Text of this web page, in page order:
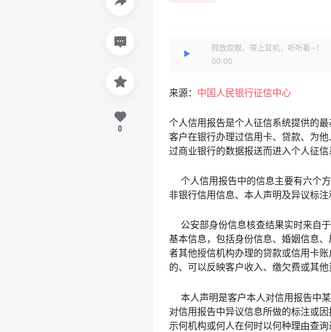
释放双眼，带上耳机，听听看~！
00:00
来源： 中国人民银行征信中心
个人信用报告是个人征信系统提供的
客户在银行办理过信用卡、贷款、为
过商业银行的数据报送而进入个人征
个人信用报告中的信息主要有六个方
非银行信用信息、本人声明及异议标注
公安部身份信息核查结果实时来自
基本信息，包括身份信息、婚姻信息
者其他授信机构办理的贷款或信用卡
的、可以反映客户收入、缴欠费或其他
本人声明是客户本人对信用报告中
对信用报告中异议信息所做的标注或
示何机构或何人在何时以何种理由查询
0